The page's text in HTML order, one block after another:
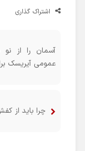
اشتراک گذاری
آسمان را از نو
عمومی آیریسک
چرا باید از